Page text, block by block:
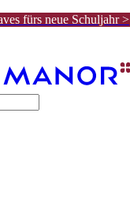
fürs neue Schuljahr >